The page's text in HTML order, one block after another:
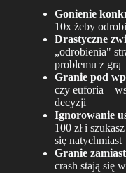
Gonienie
10x żeby
Drastyczne
„odrobienia"
problemu z grą
Granie pod
czy euforia –
decyzji
Ignorowanie
100 zł i
się natychmiast
Granie
crash stają się